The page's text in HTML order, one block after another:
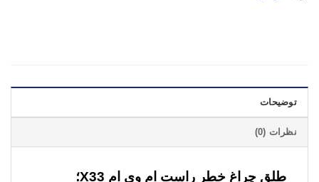
توضیحات
نظرات (0)
طلق چراغ خطر راست ام وی ام X33؛